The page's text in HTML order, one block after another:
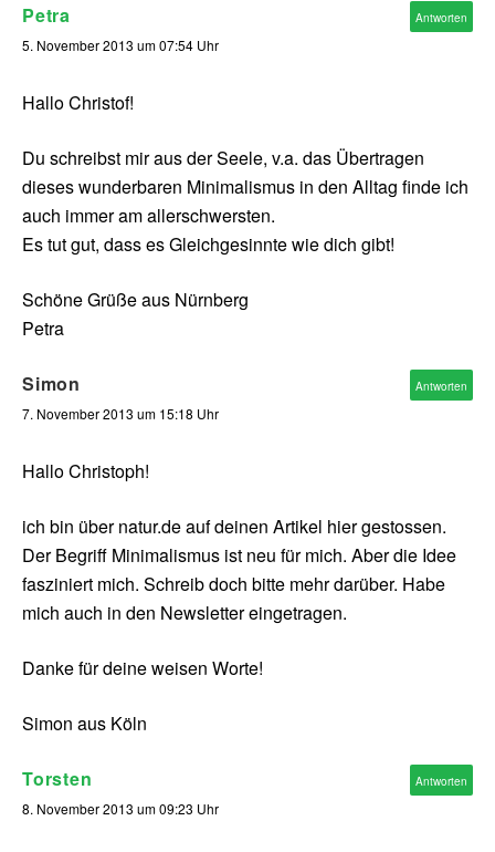
Petra
5. November 2013 um 07:54 Uhr
Hallo Christof!
Du schreibst mir aus der Seele, v.a. das Übertragen
dieses wunderbaren Minimalismus in den Alltag finde ich
auch immer am allerschwersten.
Es tut gut, dass es Gleichgesinnte wie dich gibt!
Schöne Grüße aus Nürnberg
Petra
Antworten
Simon
7. November 2013 um 15:18 Uhr
Hallo Christoph!
ich bin über natur.de auf deinen Artikel hier gestossen.
Der Begriff Minimalismus ist neu für mich. Aber die Idee
fasziniert mich. Schreib doch bitte mehr darüber. Habe
mich auch in den Newsletter eingetragen.
Danke für deine weisen Worte!
Simon aus Köln
Antworten
Torsten
8. November 2013 um 09:23 Uhr
Antworten